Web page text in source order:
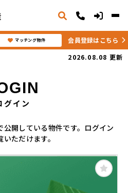
マッチング物件
会員登録はこちら
2026.08.08 更新
グイン
開している物件です。ログイン
ただけます。